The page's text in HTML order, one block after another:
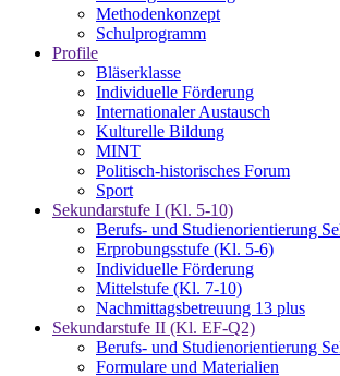
Methodenkonzept
Schulprogramm
Profile
Bläserklasse
Individuelle Förderung
Internationaler Austausch
Kulturelle Bildung
MINT
Politisch-historisches Forum
Sport
Sekundarstufe I (Kl. 5-10)
Berufs- und Studienorientierung
Erprobungsstufe (Kl. 5-6)
Individuelle Förderung
Mittelstufe (Kl. 7-10)
Nachmittagsbetreuung 13 plus
Sekundarstufe II (Kl. EF-Q2)
Berufs- und Studienorientierung
Formulare und Materialien